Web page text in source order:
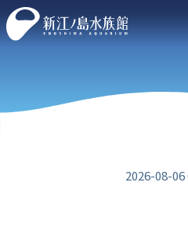
2026-08-06